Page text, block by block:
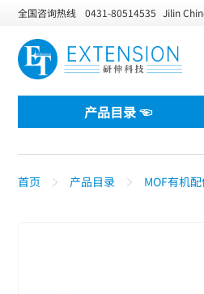
全国咨询热线 0431-80514535 Jilin
产品目录 ☜
首页 产品目录 MOF有机